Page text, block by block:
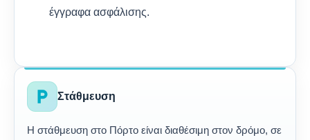
έγγραφα ασφάλισης.
local_parking Στάθμευση
Η στάθμευση στο Πόρτο είναι διαθέσιμη στον δρόμο, σε